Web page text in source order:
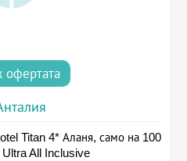
офертата
Titan 4* Аланя, само на 100
Ultra All Inclusive